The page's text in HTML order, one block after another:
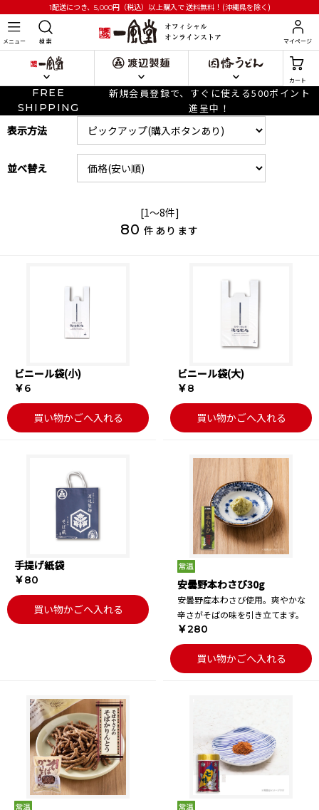
1配送につき、5,000円 （税込）以上購入で送料無料！(沖縄県を除く)
メニュー 検 索 マイページ
カート
FREE
SHIPPING
新規会員登録で、すぐに使える500ポイント
進呈中！
表示方法
並べ替え
[1～8件]
80 件あります
ビニール袋(小)
￥6
買い物かごへ入れる
ビニール袋(大)
￥8
買い物かごへ入れる
手提げ紙袋
￥80
買い物かごへ入れる
安曇野本わさび30g
安曇野産本わさび使用。爽やかな
辛さがそばの味を引き立てます。
￥280
買い物かごへ入れる